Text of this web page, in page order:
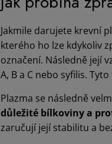
Jakmile darujete krevní
kterého ho lze kdykoliv
označení. Následně její
A, B a C nebo syfilis.
Plazma se následně
důležité bílkoviny a
zaručují její stabilitu a